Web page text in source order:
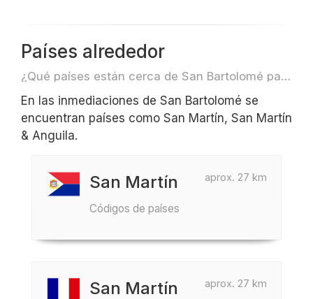
Países alrededor
¿Qué países están cerca de San Bartolomé para, por ejemplo, viajar o volar?
En las inmediaciones de San Bartolomé se
encuentran países como San Martín, San Martín
& Anguila.
aprox. 27 km
San Martín
Códigos de países
aprox. 27 km
San Martín